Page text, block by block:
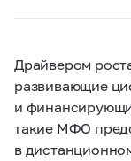
Драйвером
развивающие
и
такие МФО
в